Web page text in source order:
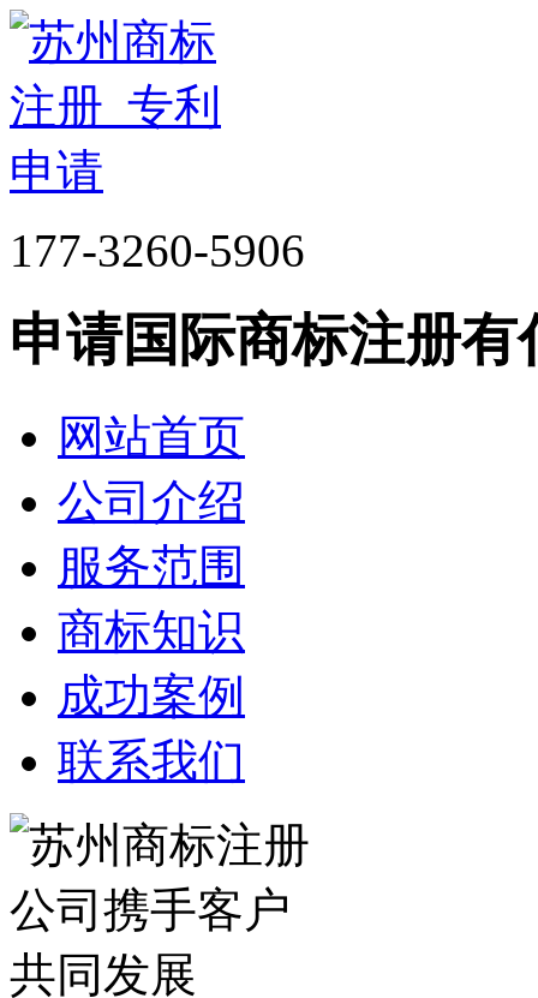
177-3260-5906
申请国际商标注册有
网站首页
公司介绍
服务范围
商标知识
成功案例
联系我们